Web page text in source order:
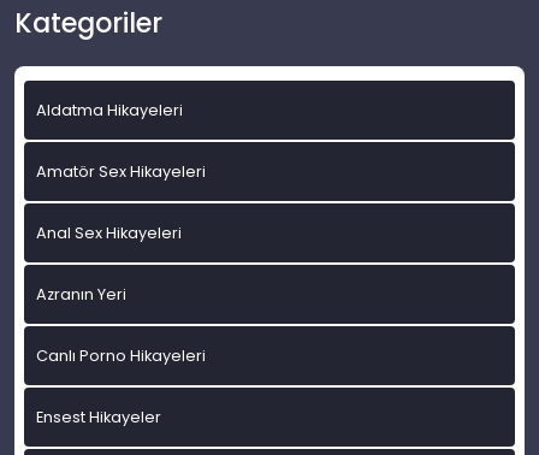
Kategoriler
Aldatma Hikayeleri
Amatör Sex Hikayeleri
Anal Sex Hikayeleri
Azranın Yeri
Canlı Porno Hikayeleri
Ensest Hikayeler